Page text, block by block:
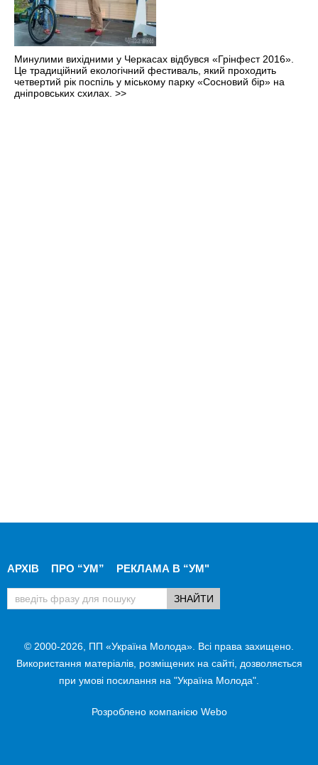
Минулими вихiдними у Черкасах відбувся «Грінфест 2016».
Це традиційний екологічний фестиваль, який проходить
четвертий рік поспіль у міському парку «Сосновий бір» на
дніпровських схилах. >>
АРХІВ ПРО “УМ” РЕКЛАМА В “УМ"
© 2000-2026, ПП «Україна Молода». Всі права захищено.
Використання матеріалів, розміщених на сайті, дозволяється
при умові посилання на "Україна Молода".
Розроблено компанією Webo